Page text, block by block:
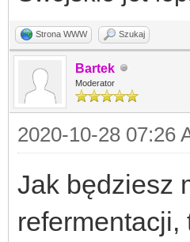
Strona WWW Szukaj
Bartek
Moderator
2020-10-28 07:26
Jak będziesz